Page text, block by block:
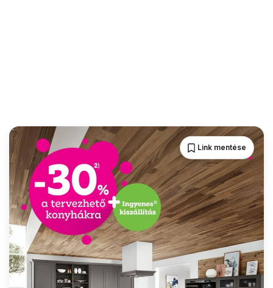
Link mentése